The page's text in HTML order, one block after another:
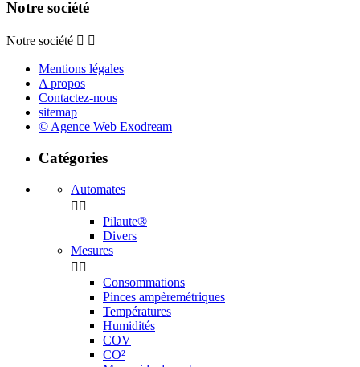
Notre société
Notre société  
Mentions légales
A propos
Contactez-nous
sitemap
© Agence Web Exodream
Catégories
Automates
 
Pilaute®
Divers
Mesures
 
Consommations
Pinces ampèremétriques
Températures
Humidités
COV
CO²